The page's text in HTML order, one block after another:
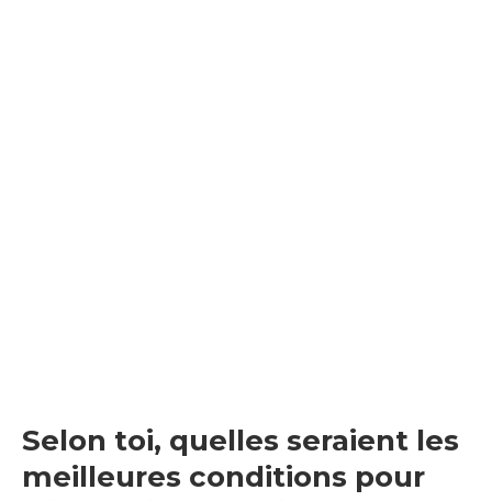
Selon toi, quelles seraient les
meilleures conditions pour